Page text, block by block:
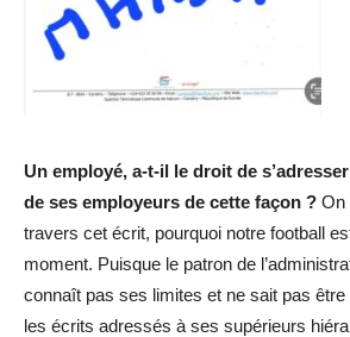
Un employé, a-t-il le droit de
de ses employeurs de cette façon ? On
travers cet écrit, pourquoi notre football
moment. Puisque le patron de
connaît pas ses limites et ne sait pas
les écrits adressés à ses supérieurs